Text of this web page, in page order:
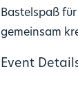
Bastelspaß
gemeinsam
Event